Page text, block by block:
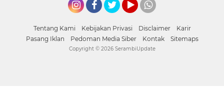
Tentang Kami Kebijakan Privasi Disclaimer
Karir
Pasang Iklan
Pedoman Media Siber Kontak Sitemaps
Copyright © 2026 SerambiUpdate